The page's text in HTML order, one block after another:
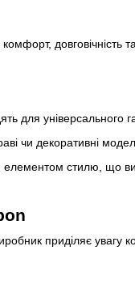
довговічність
для універсального
чи декоративні
стилю, що
приділяє увагу